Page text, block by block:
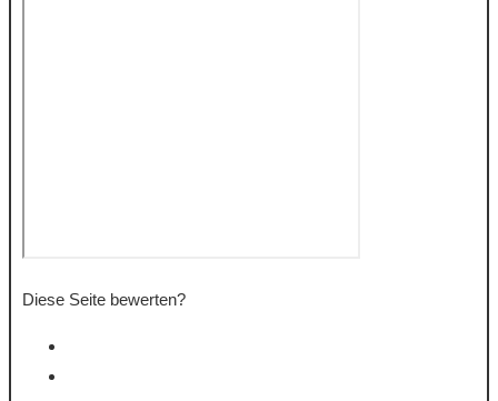
Diese Seite bewerten?